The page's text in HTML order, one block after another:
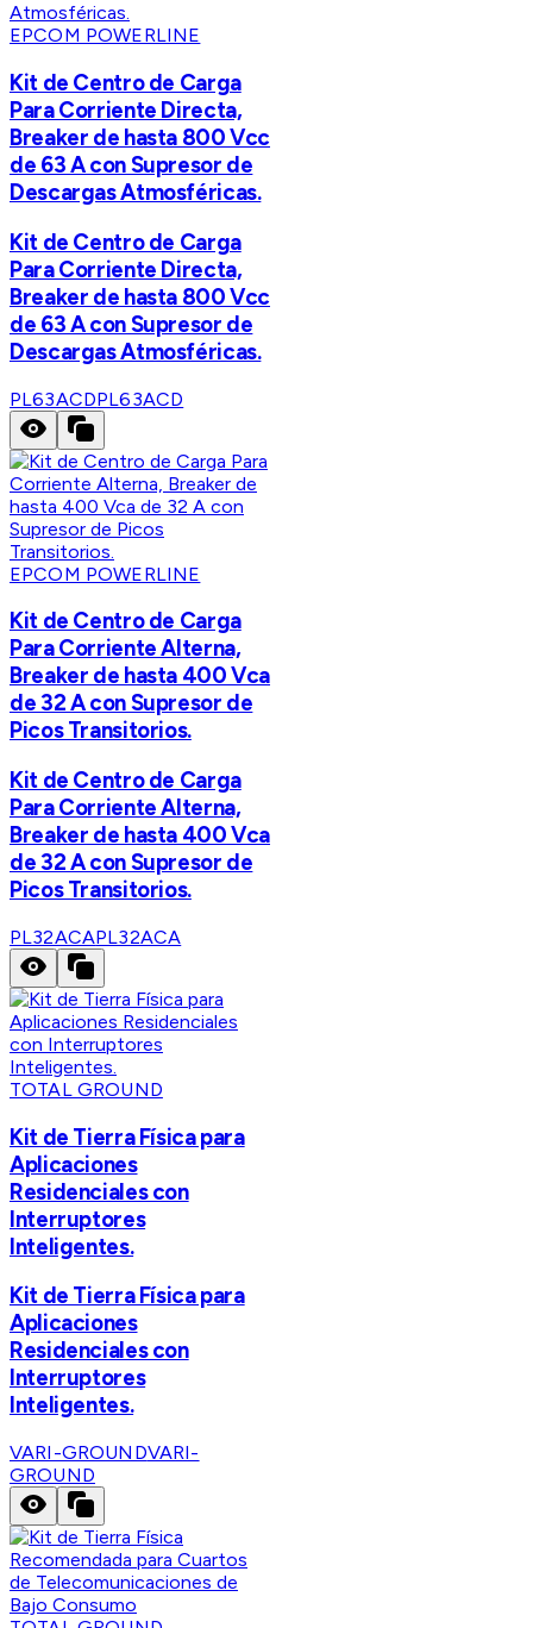
EPCOM POWERLINE
Kit de Centro de Carga
Para Corriente Directa,
Breaker de hasta 800 Vcc
de 63 A con Supresor de
Descargas Atmosféricas.
Kit de Centro de Carga
Para Corriente Directa,
Breaker de hasta 800 Vcc
de 63 A con Supresor de
Descargas Atmosféricas.
PL63ACDPL63ACD
EPCOM POWERLINE
Kit de Centro de Carga
Para Corriente Alterna,
Breaker de hasta 400 Vca
de 32 A con Supresor de
Picos Transitorios.
Kit de Centro de Carga
Para Corriente Alterna,
Breaker de hasta 400 Vca
de 32 A con Supresor de
Picos Transitorios.
PL32ACAPL32ACA
TOTAL GROUND
Kit de Tierra Física para
Aplicaciones
Residenciales con
Interruptores
Inteligentes.
Kit de Tierra Física para
Aplicaciones
Residenciales con
Interruptores
Inteligentes.
VARI-GROUNDVARI-
GROUND